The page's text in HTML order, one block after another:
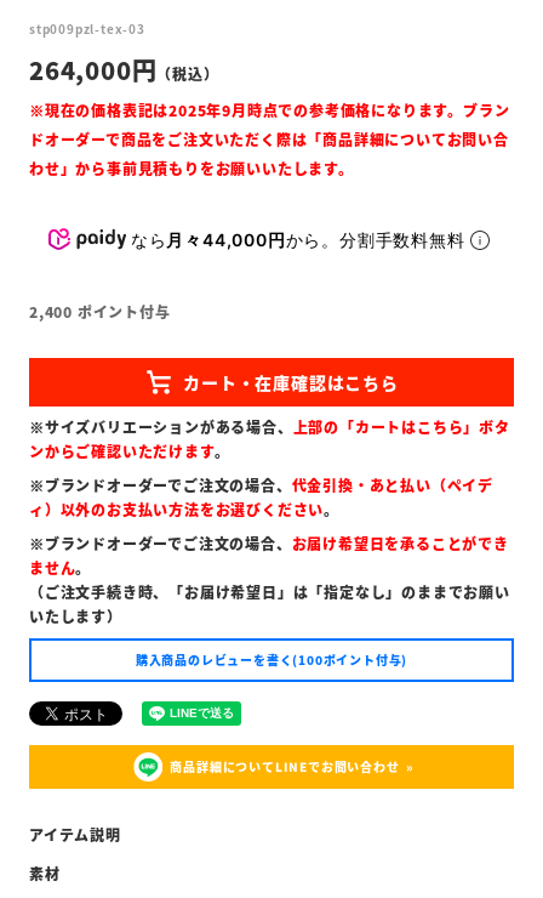
stp009pzl-tex-03
264,000
なら 月々44,000円から。分割手数料無料
2,400 ポイント付与
※サイズバリエーションがある場合、 上部の「カートはこちら」ボタ
ンからご確認いただけます。
※ブランドオーダーでご注文の場合、 代金引換・あと払い（ペイデ
ィ）以外のお支払い方法をお選びください。
※ブランドオーダーでご注文の場合、 お届け希望日を承ることができ
ません。
（ご注文手続き時、「お届け希望日」は「指定なし」のままでお願い
いたします）
購入商品のレビューを書く(100ポイント付与)
商品詳細についてLINEでお問い合わせ